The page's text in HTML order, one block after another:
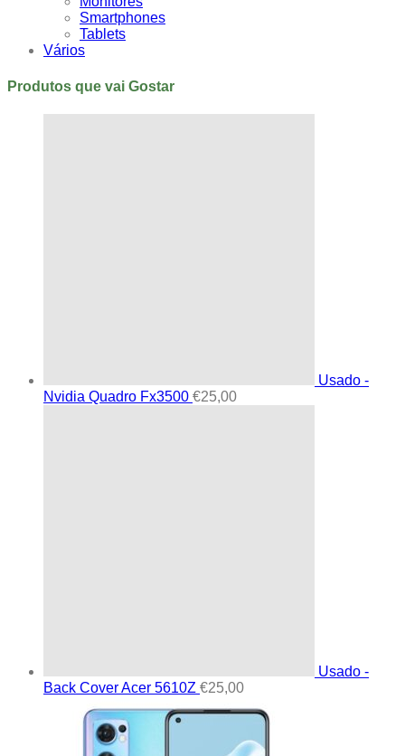
Smartphones
Tablets
Vários
Produtos que vai Gostar
Usado -
Nvidia Quadro Fx3500 €25,00
Usado -
Back Cover Acer 5610Z €25,00